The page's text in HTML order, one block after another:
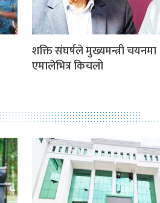
शक्ति संघर्षले मुख्यमन्त्री चयनमा
एमालेभित्र किचलो